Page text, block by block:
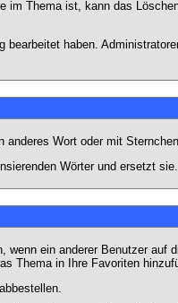
im Thema ist, kann das
haben.
anderes Wort oder mit
Wörter und ersetzt sie.
ein anderer Benutzer auf
Thema in Ihre Favoriten